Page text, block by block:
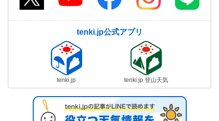
tenki.jp公式アプリ
tenki.jp tenki.jp 登山天気